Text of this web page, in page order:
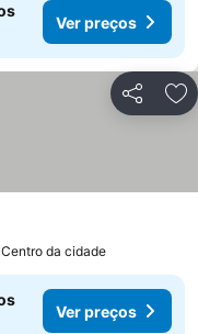
Ver preços
Partilhar
da cidade
Ver preços